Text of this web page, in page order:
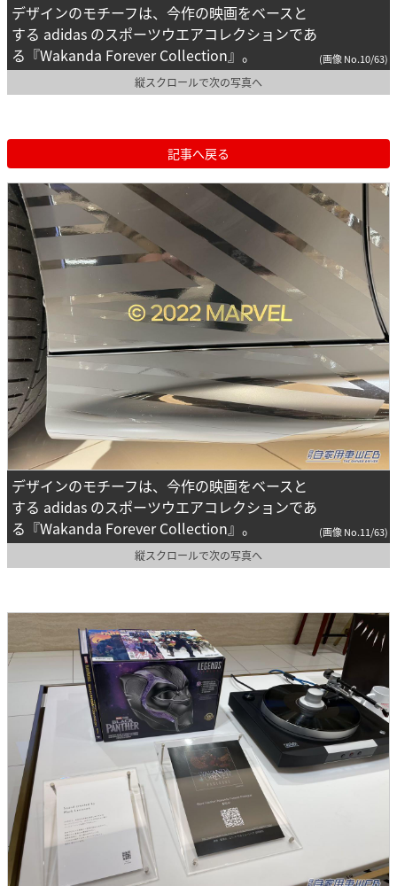
デザインのモチーフは、今作の映画をベースと
する adidas のスポーツウエアコレクションであ
る『Wakanda Forever Collection』。
(画像 No.10/63)
縦スクロールで次の写真へ
記事へ戻る
デザインのモチーフは、今作の映画をベースと
する adidas のスポーツウエアコレクションであ
る『Wakanda Forever Collection』。
(画像 No.11/63)
縦スクロールで次の写真へ